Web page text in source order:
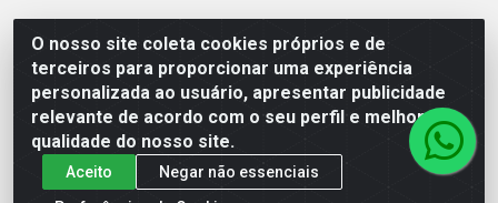
O nosso site coleta cookies próprios e de
terceiros para proporcionar uma experiência
personalizada ao usuário, apresentar publicidade
relevante de acordo com o seu perfil e melhorar a
qualidade do nosso site.
Aceito
Negar não essenciais
Dilnor Distribuidora - Rua Professor Joaquim Cavalcanti,
975 - Iputinga - Recife/PE - CEP 50800-010 - CNPJ
04.054.534/0001-51